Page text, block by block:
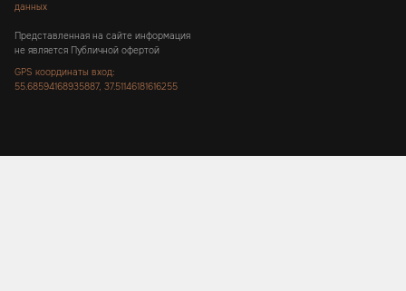
данных
Представленная на сайте информация
не является Публичной офертой
GPS координаты вход:
55.68594168935887, 37.51146181616255